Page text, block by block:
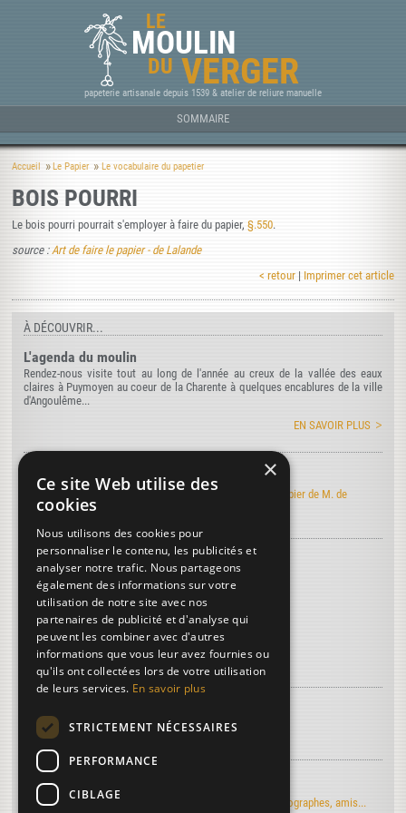
LE
MOULIN
DU VERGER
papeterie artisanale depuis 1539 & atelier de reliure manuelle
SOMMAIRE
Accueil Le Papier Le vocabulaire du papetier
BOIS POURRI
Le bois pourri pourrait s'employer à faire du papier, §.550.
source : Art de faire le papier - de Lalande
< retour | Imprimer cet article
À DÉCOUVRIR...
L'agenda du moulin
Rendez-nous visite tout au long de l'année au creux de la vallée des eaux
claires à Puymoyen au coeur de la Charente à quelques encablures de la ville
d'Angoulême...
EN SAVOIR PLUS
Art de faire le papier
Découvrez l'édition électronique de l'Art de faire le papier de M. de
Lalande
Découvrez le vocabulaire du papier...
Contremarque
Channée
Filigrane
Plus de termes...
La troisième dimension
Regards d'artistes...
Le moulin du Verger vu par les artistes-peintres, photographes, amis...
×
Ce site Web utilise des
cookies
Nous utilisons des cookies pour
personnaliser le contenu, les publicités et
analyser notre trafic. Nous partageons
également des informations sur votre
utilisation de notre site avec nos
partenaires de publicité et d'analyse qui
peuvent les combiner avec d'autres
informations que vous leur avez fournies ou
qu'ils ont collectées lors de votre utilisation
de leurs services. En savoir plus
STRICTEMENT NÉCESSAIRES
PERFORMANCE
CIBLAGE